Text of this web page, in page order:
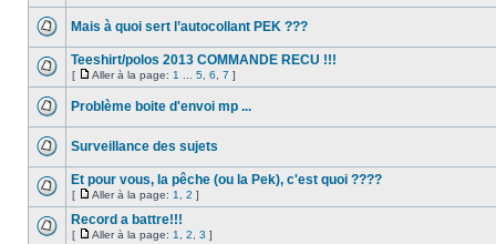
Mais à quoi sert l’autocollant PEK ???
Teeshirt/polos 2013 COMMANDE RECU !!!
[ Aller à la page: 1 5 6 7 ]
Problème boite d'envoi mp ...
Surveillance des sujets
Et pour vous, la pêche (ou la Pek), c'est quoi ????
[ Aller à la page: 1 2 ]
Record a battre!!!
[ Aller à la page: 1 2 3 ]